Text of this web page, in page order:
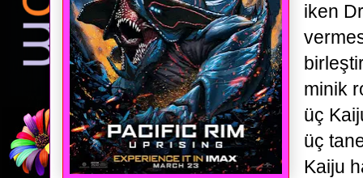
iken
minik
üç
üç
Kaiju